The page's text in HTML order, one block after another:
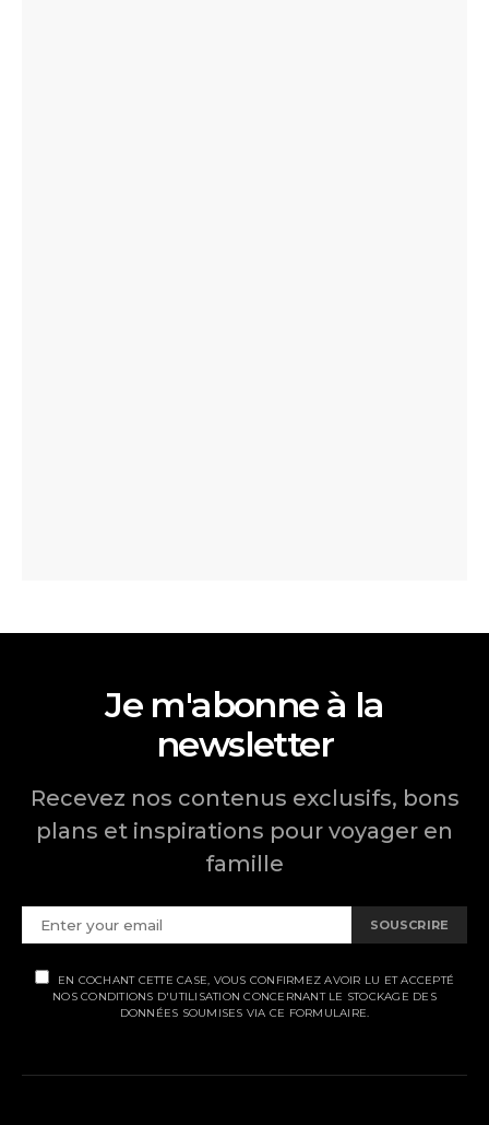
Je m'abonne à la
newsletter
Recevez nos contenus exclusifs, bons
plans et inspirations pour voyager en
famille
SOUSCRIRE
EN COCHANT CETTE CASE, VOUS CONFIRMEZ AVOIR LU ET ACCEPTÉ
NOS CONDITIONS D'UTILISATION CONCERNANT LE STOCKAGE DES
DONNÉES SOUMISES VIA CE FORMULAIRE.